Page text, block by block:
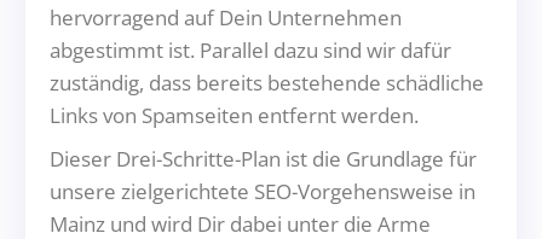
hervorragend auf Dein Unternehmen
abgestimmt ist. Parallel dazu sind wir dafür
zuständig, dass bereits bestehende schädliche
Links von Spamseiten entfernt werden.
Dieser Drei-Schritte-Plan ist die Grundlage für
unsere zielgerichtete SEO-Vorgehensweise in
Mainz und wird Dir dabei unter die Arme